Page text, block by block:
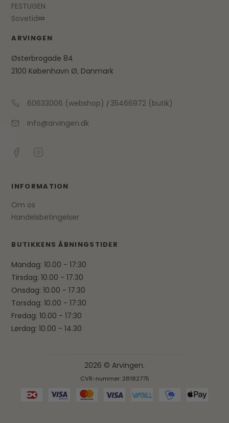
FESTUGEN
Sovetid💤
ARVINGEN
Østerbrogade 84
2100 København Ø, Danmark
60633006 (webshop) /35466972 (butik)
info@arvingen.dk
INFORMATION
Om os
Handelsbetingelser
BUTIKKENS ÅBNINGSTIDER
Mandag: 10.00 - 17:30
Tirsdag: 10.00 - 17.30
Onsdag: 10.00 - 17.30
Torsdag: 10.00 - 17:30
Fredag: 10.00 - 17:30
Lørdag: 10.00 - 14.30
2026 © Arvingen.
CVR-nummer: 28182775